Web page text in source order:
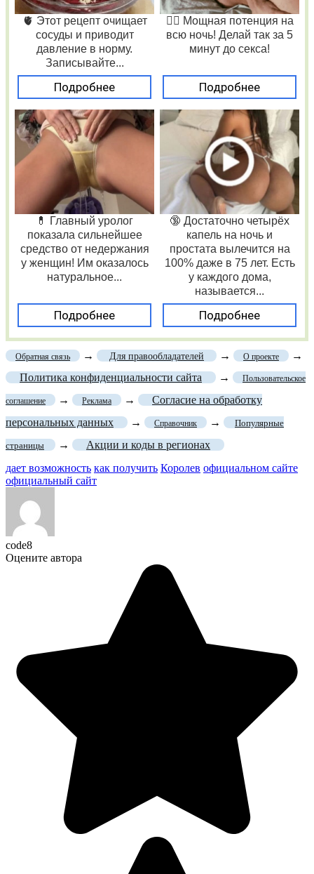
🫀 Этот рецепт очищает
сосуды и приводит
давление в норму.
Записывайте...
Подробнее
❤️‍🔥 Мощная потенция на
всю ночь! Делай так за 5
минут до секса!
Подробнее
💊 Главный уролог
показала сильнейшее
средство от недержания
у женщин! Им оказалось
натуральное...
Подробнее
🔞 Достаточно четырёх
капель на ночь и
простата вылечится на
100% даже в 75 лет. Есть
у каждого дома,
называется...
Подробнее
Обратная связь → Для правообладателей → О проекте
→
Политика конфиденциальности сайта
→ Пользовательское
соглашение → Реклама →
Согласие на обработку
персональных данных
→ Справочник → Популярные
страницы →
Акции и коды в регионах
дает возможность как получить Королев официальном сайте
официальный сайт
code8
Оцените автора